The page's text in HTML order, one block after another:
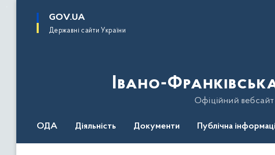
основного
GOV.UA
Державні сайти України
Івано-
Офіційний вебсайт
ОДА Діяльність Документи Публічна